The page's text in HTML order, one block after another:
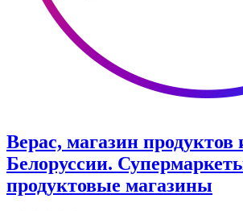
Верас, магазин продуктов
Белоруссии.
продуктовые магазины